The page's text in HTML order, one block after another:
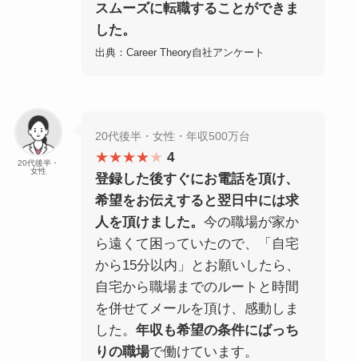
スムーズに転職することができま
した。
出典：Career Theory自社アンケート
20代後半・
女性
20代後半・女性・年収500万台
★★★★★ 4
登録した後すぐにお電話を頂け、
希望をお伝えすると翌日中には求
人を頂けました。 今の職場が家か
ら遠くて困っていたので、「自宅
から15分以内」とお願いしたら、
自宅から職場までのルートと時間
を併せてメールを頂け、感動しま
した。 年収も希望の条件にばっち
りの職場で働けています。